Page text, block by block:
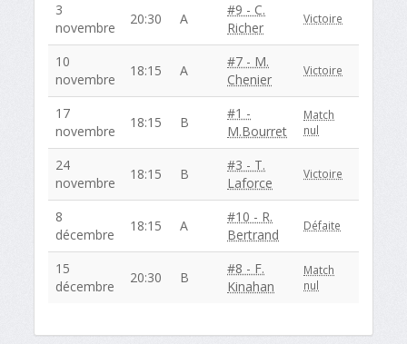
3
novembre
20:30 A
#9 - C.
Richer
Victoire
10
novembre
18:15 A
#7 - M.
Chenier
Victoire
17
novembre
18:15 B
#1 -
M.Bourret
Match
nul
24
novembre
18:15 B
#3 - T.
Laforce
Victoire
8
décembre
18:15 A
#10 - R.
Bertrand
Défaite
15
décembre
20:30 B
#8 - F.
Kinahan
Match
nul